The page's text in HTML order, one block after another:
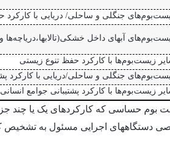
بومهای جنگلی و ساحلی/ دریایی با کارکرد
بومهای آبهای داخل خشکی(تالابها،دریاچهها
زیستبومها با کارکرد حفظ تنوع زیستی
بومهای جنگلی و ساحلی/دریایی با کارکرد
زیستبومها با کارکرد پشتیبانی جوامع انسانی
بوم حساسی که کارکردهای یک یا چند جزء
دستگاههای اجرایی مسئول به تشخیص